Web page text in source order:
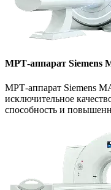
МРТ-аппарат Siemens
МРТ-аппарат Siemens
исключительное
способность и